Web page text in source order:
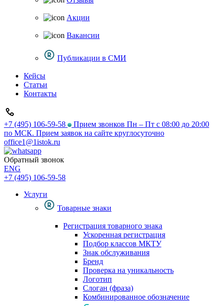
Акции
Вакансии
Публикации в СМИ
Кейсы
Статьи
Контакты
+7 (495) 106-59-58
Прием звонков Пн – Пт с 08:00 до 20:00
по МСК. Прием заявок на сайте круглосуточно
office1@1istok.ru
Обратный звонок
ENG
+7 (495) 106-59-58
Услуги
Товарные знаки
Регистрация товарного знака
Ускоренная регистрация
Подбор классов МКТУ
Знак обслуживания
Бренд
Проверка на уникальность
Логотип
Слоган (фраза)
Комбинированное обозначение